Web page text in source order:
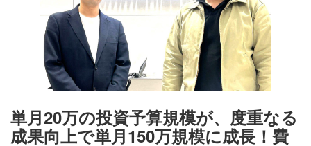
お申し込みから運用開始までの流れ
会社概要
お問い合わせ
単月20万の投資予算規模が、度重なる
成果向上で単月150万規模に成長！費